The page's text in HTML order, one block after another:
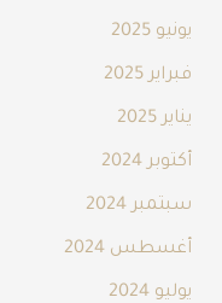
يونيو 2025
فبراير 2025
يناير 2025
أكتوبر 2024
سبتمبر 2024
أغسطس 2024
يوليو 2024